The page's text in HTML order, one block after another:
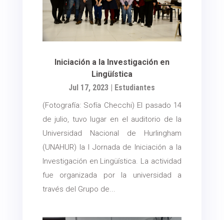
Iniciación a la Investigación en
Lingüística
Jul 17, 2023
Estudiantes
(Fotografía: Sofía Checchi) El pasado 14
de julio, tuvo lugar en el auditorio de la
Universidad Nacional de Hurlingham
(UNAHUR) la I Jornada de Iniciación a la
Investigación en Lingüística. La actividad
fue organizada por la universidad a
través del Grupo de...